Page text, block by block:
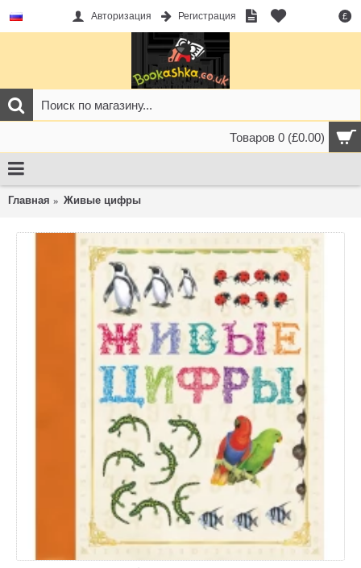
£
Авторизация Регистрация
Товаров 0 (£0.00)
Главная Живые цифры